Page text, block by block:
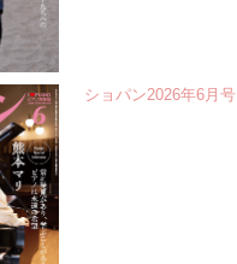
ショパン2026年6月号